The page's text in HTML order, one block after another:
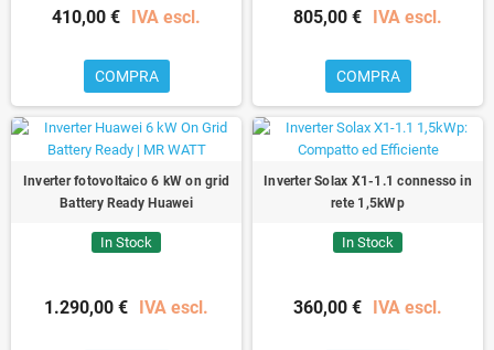
410,00 € IVA escl.
COMPRA
805,00 € IVA escl.
COMPRA
Inverter fotovoltaico 6 kW on grid
Battery Ready Huawei
In Stock
1.290,00 € IVA escl.
Inverter Solax X1-1.1 connesso in
rete 1,5kWp
In Stock
360,00 € IVA escl.